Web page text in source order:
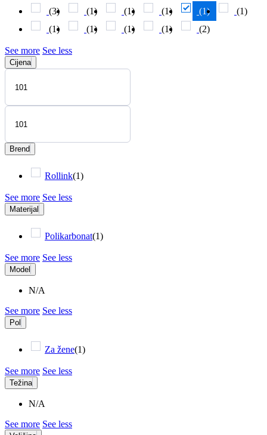
(3) (1) (1) (1) (1) (1)
(1) (1) (1) (1) (2)
See more See less
Cijena
Brend
Rollink(1)
See more See less
Materijal
Polikarbonat(1)
See more See less
Model
N/A
See more See less
Pol
Za žene(1)
See more See less
Težina
N/A
See more See less